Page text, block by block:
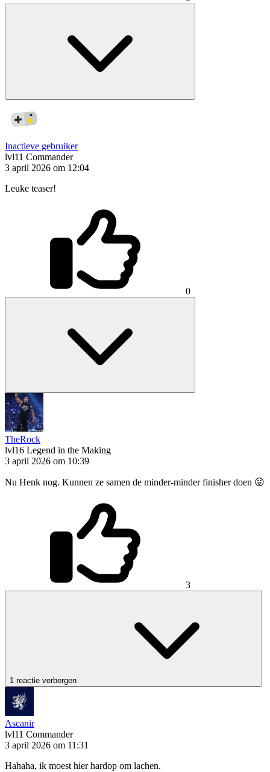
Inactieve gebruiker
lvl11 Commander
3 april 2026 om 12:04
Leuke teaser!
0
TheRock
lvl16 Legend in the Making
3 april 2026 om 10:39
Nu Henk nog. Kunnen ze samen de minder-minder finisher doen 😛
3
1 reactie verbergen
Ascanir
lvl11 Commander
3 april 2026 om 11:31
Hahaha, ik moest hier hardop om lachen.